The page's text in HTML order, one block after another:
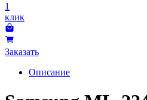
1
клик
Заказать
Описание